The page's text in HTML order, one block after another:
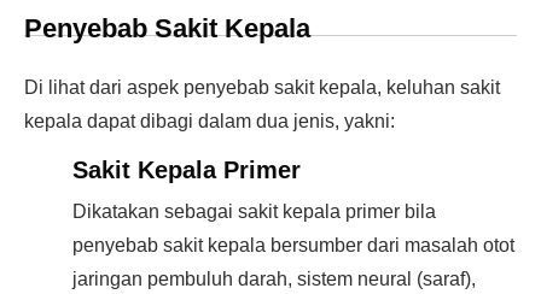
Penyebab Sakit Kepala
Di lihat dari aspek penyebab sakit kepala, keluhan sakit
kepala dapat dibagi dalam dua jenis, yakni:
Sakit Kepala Primer
Dikatakan sebagai sakit kepala primer bila
penyebab sakit kepala bersumber dari masalah otot
jaringan pembuluh darah, sistem neural (saraf),